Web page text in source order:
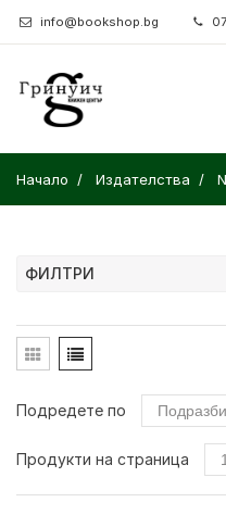
info@bookshop.bg
Начало Издателства
ФИЛТРИ
Подредете по
Продукти на страница